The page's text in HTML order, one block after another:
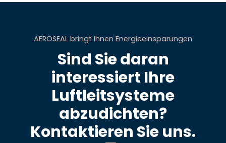
AEROSEAL bringt Ihnen Energieeinsparungen
Sind Sie daran
interessiert Ihre
Luftleitsysteme
abzudichten?
Kontaktieren Sie uns.